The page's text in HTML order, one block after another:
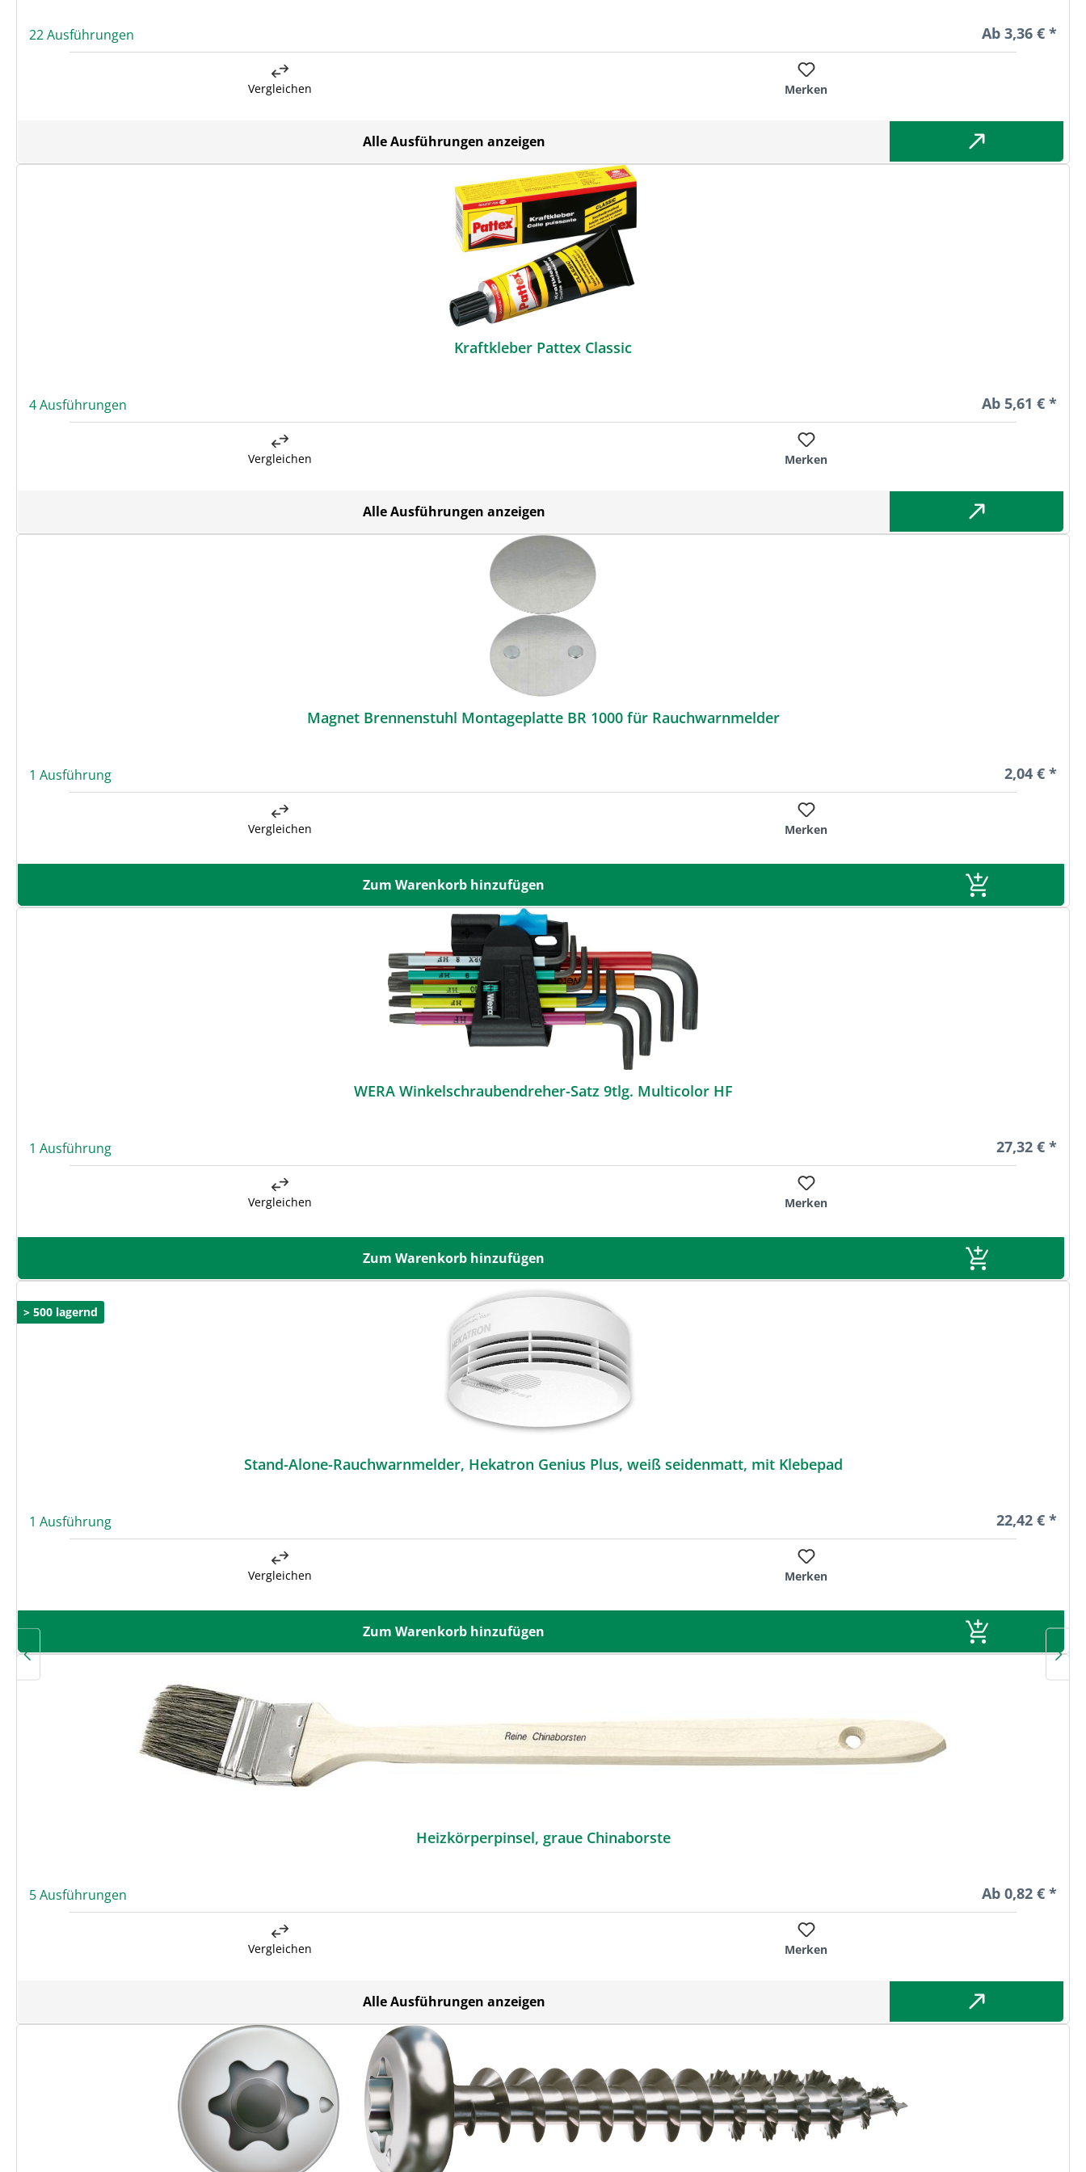
22 Ausführungen Regulärer
Ab 3,36 € *
Vergleichen Merken
Alle Ausführungen anzeigen
Kraftkleber Pattex Classic
4 Ausführungen Regulärer
Ab 5,61 € *
Vergleichen Merken
Alle Ausführungen anzeigen
Magnet Brennenstuhl Montageplatte BR 1000 für Rauchwarnmelder
1 Ausführung Regulärer
2,04 € *
Vergleichen Merken
Zum Warenkorb hinzufügen
WERA Winkelschraubendreher-Satz 9tlg. Multicolor HF
1 Ausführung Regulärer
27,32 € *
Vergleichen Merken
Zum Warenkorb hinzufügen
> 500 lagernd
Stand-Alone-Rauchwarnmelder, Hekatron Genius Plus, weiß seidenmatt, mit Klebepad
1 Ausführung Regulärer
22,42 € *
Vergleichen Merken
Zum Warenkorb hinzufügen
Heizkörperpinsel, graue Chinaborste
5 Ausführungen Regulärer
Ab 0,82 € *
Vergleichen Merken
Alle Ausführungen anzeigen